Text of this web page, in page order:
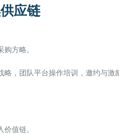
应链
方略。
略，团队平台操作培训，邀约与激
值链。